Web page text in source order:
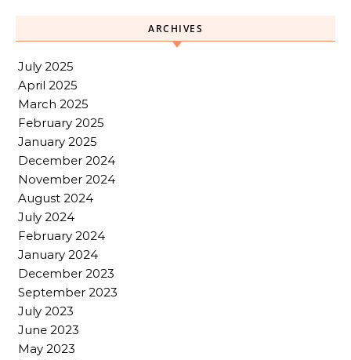
ARCHIVES
July 2025
April 2025
March 2025
February 2025
January 2025
December 2024
November 2024
August 2024
July 2024
February 2024
January 2024
December 2023
September 2023
July 2023
June 2023
May 2023